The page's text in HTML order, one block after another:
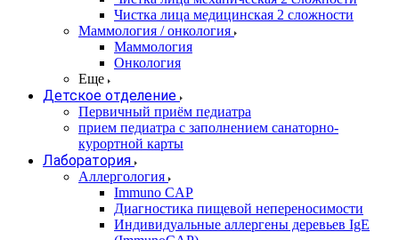
Чистка лица медицинская 2 сложности
Маммология / онкология
Маммология
Онкология
Еще
Детское отделение
Первичный приём педиатра
прием педиатра с заполнением санаторно-
курортной карты
Лаборатория
Аллергология
Immuno CAP
Диагностика пищевой непереносимости
Индивидуальные аллергены деревьев IgE